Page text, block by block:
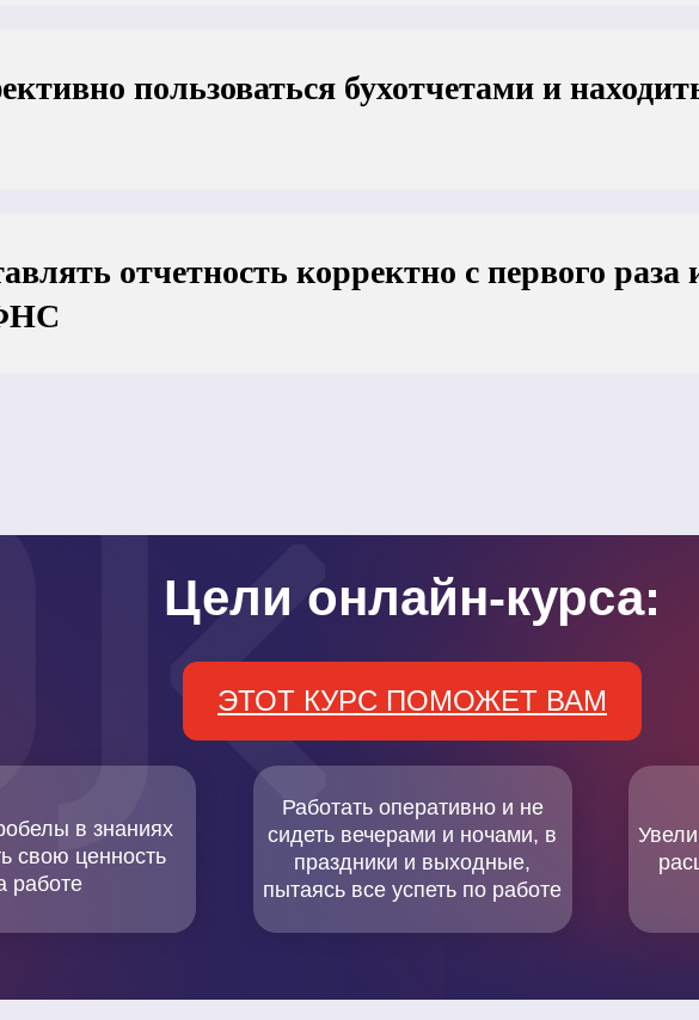
пользоваться бухотчетами и
отчетность корректно с первого раза
в знаниях
свою ценность
работе
Цели онлайн-курса:
Работать оперативно и не
сидеть вечерами и ночами, в
праздники и выходные,
пытаясь все успеть по работе
ЭТОТ КУРС ПОМОЖЕТ ВАМ